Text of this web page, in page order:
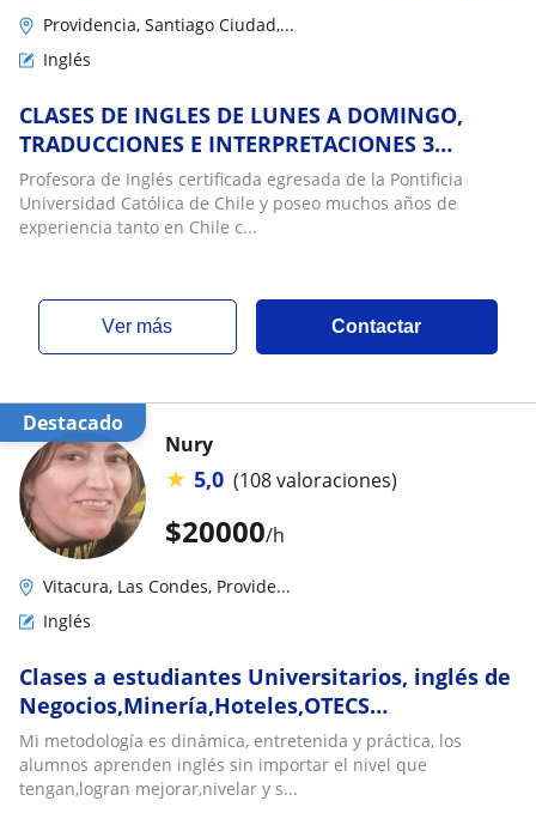
Providencia, Santiago Ciudad,...
Inglés
CLASES DE INGLES DE LUNES A DOMINGO,
TRADUCCIONES E INTERPRETACIONES 3
IDIOMAS TODOS NIVELES: INGLES DE
NEGOCIOS EN LAS CONDES, PROVIDENCIA,
MAIPU, ÑUÑOA, PUDAHUEL, VITACURA, LA
Profesora de Inglés certificada egresada de la Pontificia
Universidad Católica de Chile y poseo muchos años de
experiencia tanto en Chile c...
ver más Contactar
Destacado
$20000/h
Nury
★ 5,0 (108 valoraciones)
Vitacura, Las Condes, Provide...
Inglés
Clases a estudiantes Universitarios, inglés de
Negocios,Minería,Hoteles,OTECS
capacitación,Contabilidad,Inglés
Técnico,TOEIC, Sence cursos: Hoteles, Inglés
de negocios, Contadores, Empresas de
Mi metodología es dinámica, entretenida y práctica, los
alumnos aprenden inglés sin importar el nivel que
tengan,logran mejorar,nivelar y s...